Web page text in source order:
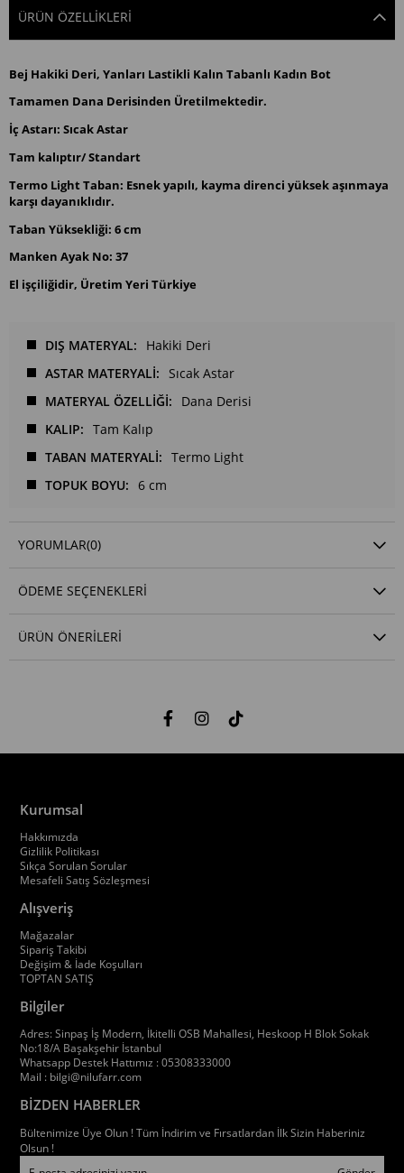
ÜRÜN ÖZELLIKLERI
Bej Hakiki Deri, Yanları Lastikli Kalın Tabanlı Kadın Bot
Tamamen Dana Derisinden Üretilmektedir.
İç Astarı: Sıcak Astar
Tam kalıptır/ Standart
Termo Light Taban: Esnek yapılı, kayma direnci yüksek aşınmaya
karşı dayanıklıdır.
Taban Yüksekliği: 6 cm
Manken Ayak No: 37
El işçiliğidir, Üretim Yeri Türkiye
DIŞ MATERYAL
Hakiki Deri
ASTAR MATERYALİ
Sıcak Astar
MATERYAL ÖZELLİĞİ
Dana Derisi
KALIP
Tam Kalıp
TABAN MATERYALİ
Termo Light
TOPUK BOYU
6 cm
YORUMLAR(0)
ÖDEME SEÇENEKLERI
ÜRÜN ÖNERILERI
Kurumsal
Hakkımızda
Gizlilik Politikası
Sıkça Sorulan Sorular
Mesafeli Satış Sözleşmesi
Alışveriş
Mağazalar
Sipariş Takibi
Değişim & İade Koşulları
TOPTAN SATIŞ
Bilgiler
Adres: Sinpaş İş Modern, İkitelli OSB Mahallesi, Heskoop H Blok Sokak
No:18/A Başakşehir İstanbul
Whatsapp Destek Hattımız : 05308333000
Mail : bilgi@nilufarr.com
BİZDEN HABERLER
Bültenimize Üye Olun ! Tüm İndirim ve Fırsatlardan İlk Sizin Haberiniz
Olsun !